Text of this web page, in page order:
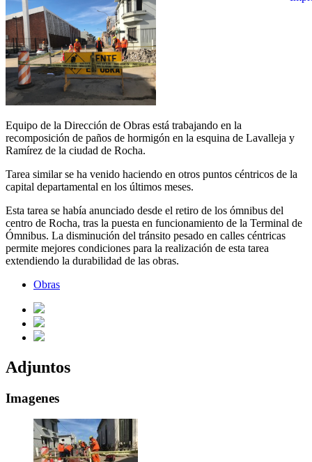
Equipo de la Dirección de Obras está trabajando en la
recomposición de paños de hormigón en la esquina de Lavalleja y
Ramírez de la ciudad de Rocha.
Tarea similar se ha venido haciendo en otros puntos céntricos de la
capital departamental en los últimos meses.
Esta tarea se había anunciado desde el retiro de los ómnibus del
centro de Rocha, tras la puesta en funcionamiento de la Terminal de
Ómnibus. La disminución del tránsito pesado en calles céntricas
permite mejores condiciones para la realización de esta tarea
extendiendo la durabilidad de las obras.
Obras
Adjuntos
Imagenes